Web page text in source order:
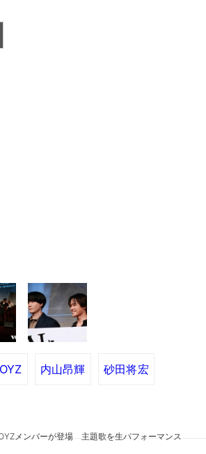
内山昂輝 砂田将宏
メンバーが登場 主題歌を生パフォーマンス